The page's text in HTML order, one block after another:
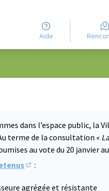
Aide
dans l’espace public, la
terme de la consultation «
au vote du 20 janvier
:
agrégée et résistante